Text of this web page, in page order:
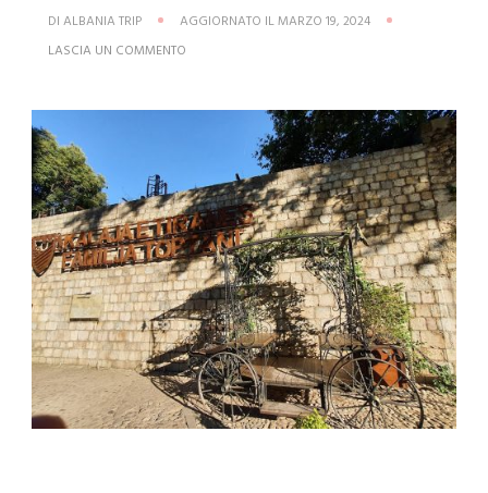
DI ALBANIA TRIP AGGIORNATO ILMARZO 19, 2024
LASCIA UN COMMENTO
DI
DI
GIUSTINIANO